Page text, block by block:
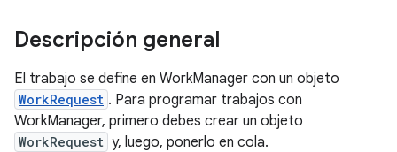
Descripción general
El trabajo se define en WorkManager con un objeto
WorkRequest . Para programar trabajos con
WorkManager, primero debes crear un objeto
WorkRequest y, luego, ponerlo en cola.